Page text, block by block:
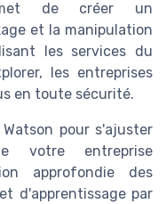
de créer un
et la manipulation
les services du
les entreprises
en toute sécurité.
pour s'ajuster
votre entreprise
approfondie des
et d'apprentissage par